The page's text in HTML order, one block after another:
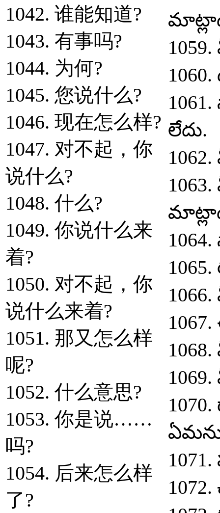
1042. 谁能知道?
1043. 有事吗?
1044. 为何?
1045. 您说什么?
1046. 现在怎么样?
1047. 对不起，你
说什么?
1048. 什么?
1049. 你说什么来
着?
1050. 对不起，你
说什么来着?
1051. 那又怎么样
呢?
1052. 什么意思?
1053. 你是说……
吗?
1054. 后来怎么样
了?
లేదు.